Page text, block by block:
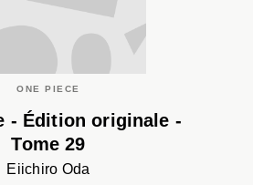
ONE PIECE
- Édition originale -
Tome 29
Eiichiro Oda